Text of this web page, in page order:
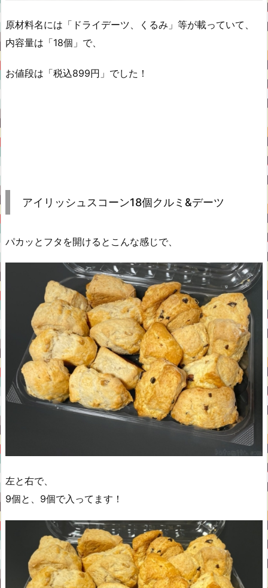
原材料名には「ドライデーツ、くるみ」等が載っていて、
内容量は「18個」で、
お値段は「税込899円」でした！
アイリッシュスコーン18個クルミ&デーツ
パカッとフタを開けるとこんな感じで、
左と右で、
9個と、9個で入ってます！